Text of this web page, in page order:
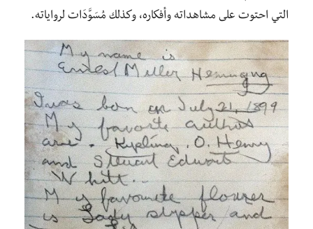
التي احتوت على مشاهداته وأفكاره، وكذلك مُسَوَّدَات لرواياته.